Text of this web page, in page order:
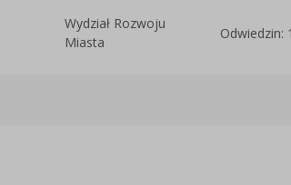
Wydział Rozwoju
Miasta
Odwiedzin: